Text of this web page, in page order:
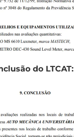
do LTCAT: